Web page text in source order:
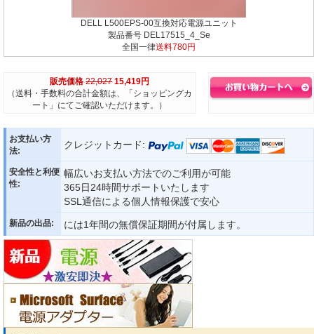
DELL L500EPS-00互換対応電源ユニット
製品番号 DEL17515_4_Se
全国一律送料780円
販売価格 22,027 15,419円
（送料・手数料の合計金額は、「ショッピングカ
ート」にてご確認いただけます。）
お支払い方
法:
クレジットカード:
安全性と利便
性:
幅広いお支払い方法でのご利用が可能
365日24時間サポートいたします
SSL通信による個人情報保護で安心
新品の出品: には1年間の無償保証期間が付属します。